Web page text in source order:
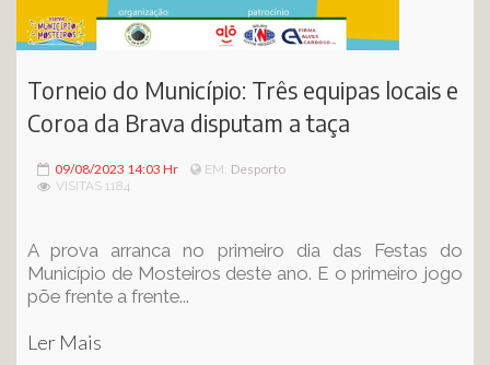
Torneio do Município: Três equipas locais e
Coroa da Brava disputam a taça
09/08/2023 14:03 Hr EM: Desporto
VISITAS 1184
A prova arranca no primeiro dia das Festas do
Município de Mosteiros deste ano. E o primeiro jogo
põe frente a frente...
Ler Mais